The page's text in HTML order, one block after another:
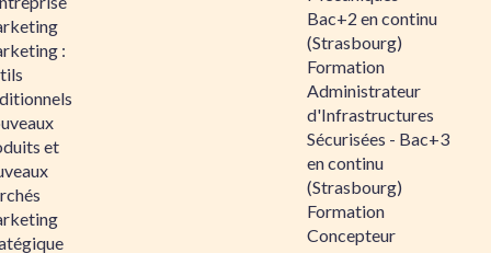
:
et
Bac+2 en continu
(Strasbourg)
Formation
Administrateur
d'Infrastructures
Sécurisées - Bac+3
en continu
(Strasbourg)
Formation
Concepteur